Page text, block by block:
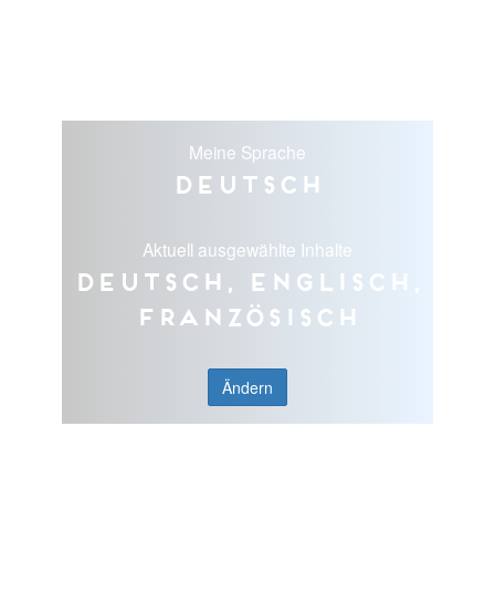
Meine Sprache
Deutsch
Aktuell ausgewählte Inhalte
Deutsch, Englisch,
Französisch
Ändern